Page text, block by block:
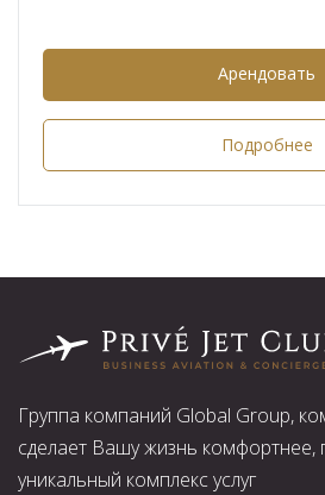
Арендовать
Подробнее
Группа компаний Global Group,
сделает Вашу жизнь комфортнее,
уникальный комплекс услуг